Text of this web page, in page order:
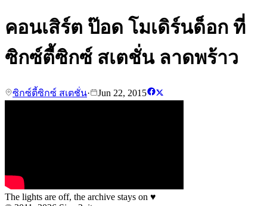
คอนเสิร์ต ป๊อด โมเดิร์นด็อก ที่
ซิกซ์ตี้ซิกซ์ สเตชั่น ลาดพร้าว
ซิกซ์ตี้ซิกซ์ สเตชั่น· Jun 22, 2015
The lights are off, the archive stays on ♥